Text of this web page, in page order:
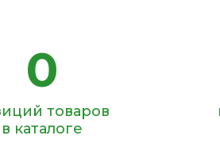
0
товаров
в каталоге